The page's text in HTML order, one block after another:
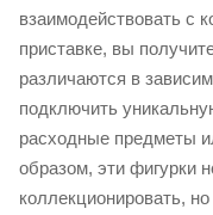
взаимодействовать с
приставке, вы
различаются в
подключить
расходные предметы
образом, эти фигурки
коллекционировать,